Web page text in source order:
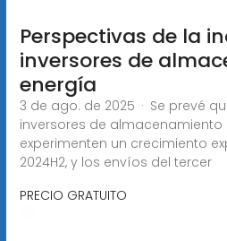
Perspectivas de la
inversores de
energía
3 de ago. de 2025 · Se prevé
inversores de almacenamiento
experimenten un crecimiento
2024H2, y los envíos del tercer
PRECIO GRATUITO